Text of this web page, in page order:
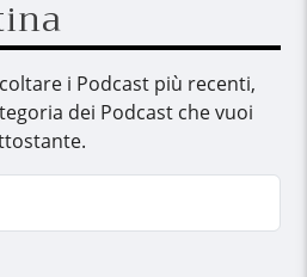
i Podcast più recenti,
dei Podcast che vuoi